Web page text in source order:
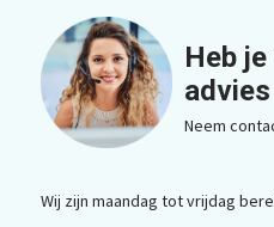
Heb
Neem
Wij zijn maandag tot vrijdag